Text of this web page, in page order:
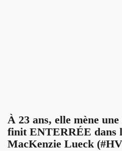
À 23 ans, elle mène
finit ENTERRÉE dans
MacKenzie Lueck